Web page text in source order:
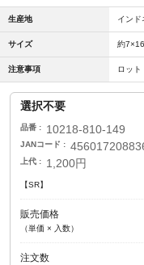
生産地 インド
サイズ 約
注意事項 ロット
選択不要
品番 10218-810-149
JANコード
上代 1,200円
【SR】
販売価格
（単価 × 入数）
注文数